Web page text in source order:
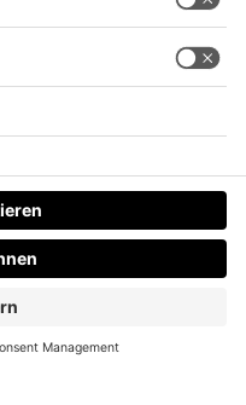
mit mehreren